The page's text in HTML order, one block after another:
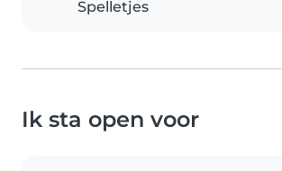
Spelletjes
Ik sta open voor